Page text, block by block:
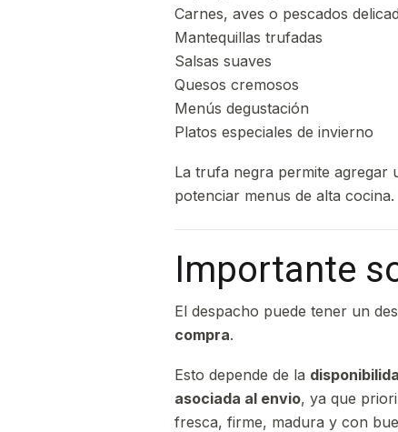
Carnes, aves o pescados
Mantequillas trufadas
Salsas suaves
Quesos cremosos
Menús degustación
Platos especiales de invierno
La trufa negra permite agregar
potenciar menus de alta cocina.
Importante
El despacho puede tener un
compra.
Esto depende de la
asociada al envio, ya que
fresca, firme, madura y con